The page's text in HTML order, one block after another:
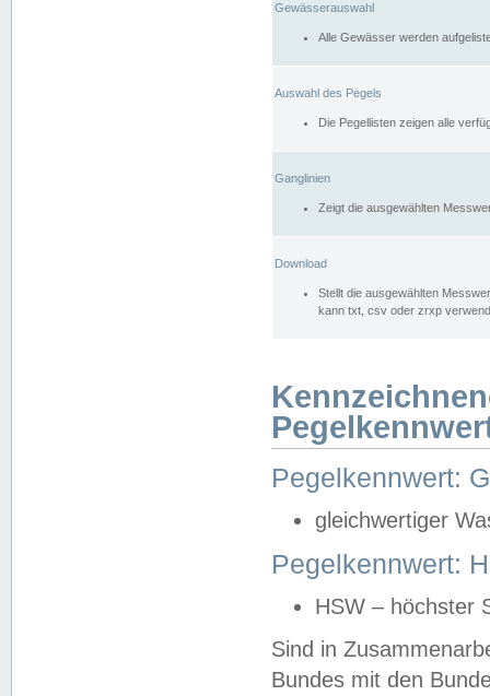
Gewässerauswahl
Alle Gewässer werden
Auswahl des Pegels
Die Pegellisten zeigen alle
Ganglinien
Zeigt die ausgewählten
Download
Stellt die ausgewählten
kann txt, csv oder zrxp
Pegelkennwert:
gleichwertiger
Pegelkennwert:
HSW – höchster
Sind in
Bundes mit den